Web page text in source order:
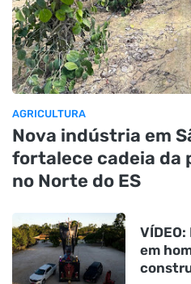
AGRICULTURA
Nova indústria em
fortalece cadeia
no Norte do ES
em